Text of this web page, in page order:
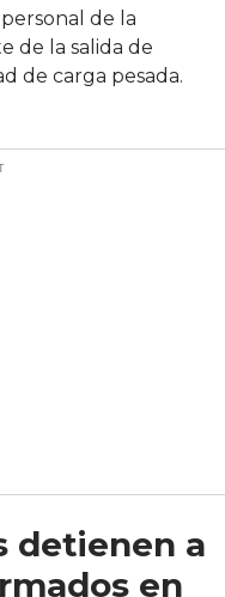
de la
de la salida de
de carga pesada.
detienen a
en